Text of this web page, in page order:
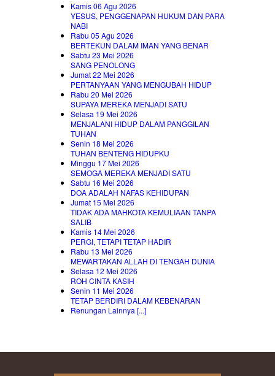
Kamis 06 Agu 2026
YESUS, PENGGENAPAN HUKUM DAN PARA
NABI
Rabu 05 Agu 2026
BERTEKUN DALAM IMAN YANG BENAR
Sabtu 23 Mei 2026
SANG PENOLONG
Jumat 22 Mei 2026
PERTANYAAN YANG MENGUBAH HIDUP
Rabu 20 Mei 2026
SUPAYA MEREKA MENJADI SATU
Selasa 19 Mei 2026
MENJALANI HIDUP DALAM PANGGILAN
TUHAN
Senin 18 Mei 2026
TUHAN BENTENG HIDUPKU
Minggu 17 Mei 2026
SEMOGA MEREKA MENJADI SATU
Sabtu 16 Mei 2026
DOA ADALAH NAFAS KEHIDUPAN
Jumat 15 Mei 2026
TIDAK ADA MAHKOTA KEMULIAAN TANPA
SALIB
Kamis 14 Mei 2026
PERGI, TETAPI TETAP HADIR
Rabu 13 Mei 2026
MEWARTAKAN ALLAH DI TENGAH DUNIA
Selasa 12 Mei 2026
ROH CINTA KASIH
Senin 11 Mei 2026
TETAP BERDIRI DALAM KEBENARAN
Renungan Lainnya [...]